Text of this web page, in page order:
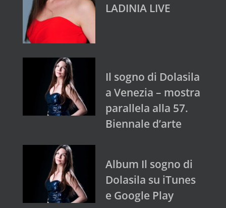
LADINIA LIVE
Il sogno di Dolasila
a Venezia – mostra
parallela alla 57.
Biennale d’arte
Album Il sogno di
Dolasila su iTunes
e Google Play